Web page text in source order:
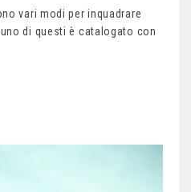
vari modi per inquadrare
di questi è catalogato con